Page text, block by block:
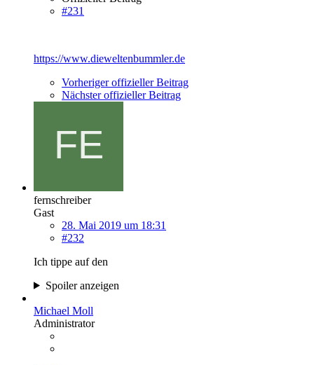
#231
https://www.dieweltenbummler.de
Vorheriger offizieller Beitrag
Nächster offizieller Beitrag
fernschreiber
Gast
28. Mai 2019 um 18:31
#232
Ich tippe auf den
Spoiler anzeigen
Michael Moll
Administrator